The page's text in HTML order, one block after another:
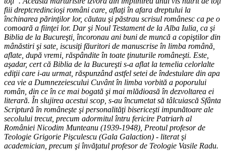
fiii dreptcredincioşi români care, aflaţi în afara dreptului la
închinarea părinţilor lor, căutau şi păstrau scrisul românesc ca pe o
comoară a fiinţei lor. Dar şi Noul Testament de la Alba Iulia, ca şi
Biblia de la Bucureşti, încoronau ani buni de muncă a copiştilor din
mânăstiri şi sate, iscusiţi făuritori de manuscrise în limba română,
aflate, după vremi, răspândite în toate ţinuturile româneşti. Este,
aşadar, cert că Biblia de la Bucureşti s-a aflat la temelia celorlalte
ediţii care i-au urmat, răspunzând astfel setei de îndestulare din apa
cea vie a Dumnezeiescului Cuvânt în limba vorbită a poporului
român, din ce în ce mai bogată şi mai mlădioasă în dezvoltarea ei
literară. În slujirea acestui scop, s-au încumetat să tâlcuiască Sfânta
Scriptură în româneşte şi personalităţi bisericeşti impunătoare ale
secolului trecut, precum adormitul întru fericire Patriarh al
României Nicodim Munteanu (1939-1948), Preotul profesor de
Teologie Grigorie Pişculescu (Gala Galaction) - literat şi
academician, precum şi învăţatul profesor de Teologie Vasile Radu.